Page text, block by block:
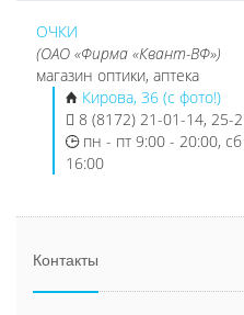
ОЧКИ
(ОАО «Фирма «Квант-ВФ»)
магазин оптики, аптека
Кирова, 36 (с фото!)
8 (8172) 21-01-14, 25-
пн - пт 9:00 - 20:00,
16:00
Контакты